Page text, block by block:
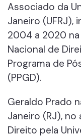
Associado da
Janeiro
2004 a 2020 na
Nacional de
Programa de
(PPGD).
Geraldo Prado
Janeiro (RJ),
Direito pela